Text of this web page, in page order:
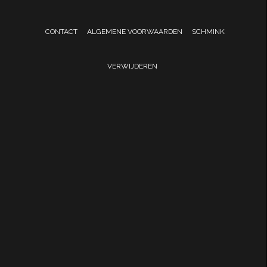
CONTACT ALGEMENE VOORWAARDEN SCHMINK
VERWIJDEREN